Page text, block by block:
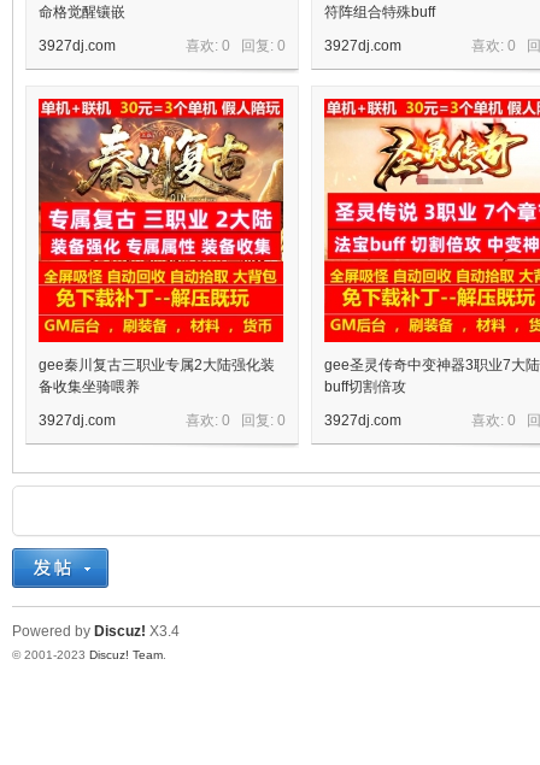
命格觉醒镶嵌
喜欢: 0 回复: 0
3927dj.com
符阵组合特殊buff
喜欢: 0
3927dj.com
gee秦川复古三职业专属2大陆强化装
备收集坐骑喂养
喜欢: 0 回复: 0
3927dj.com
gee圣灵传奇中变神器3职业7大
buff切割倍攻
喜欢: 0
3927dj.com
Powered by Discuz! X3.4
© 2001-2023 Discuz! Team.